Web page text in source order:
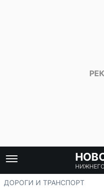
ДОРОГИ И ТРАНСПОРТ